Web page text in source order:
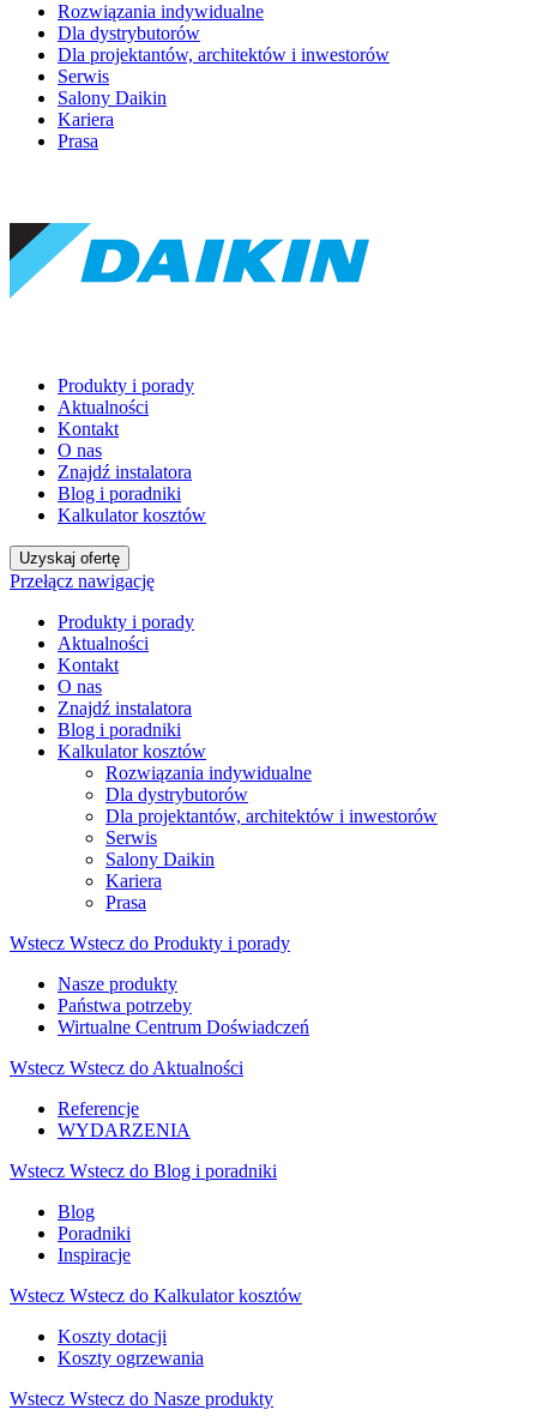
Rozwiązania indywidualne
Dla dystrybutorów
Dla projektantów, architektów i inwestorów
Serwis
Salony Daikin
Kariera
Prasa
Produkty i porady
Aktualności
Kontakt
O nas
Znajdź instalatora
Blog i poradniki
Kalkulator kosztów
Uzyskaj ofertę
Przełącz nawigację
Produkty i porady
Aktualności
Kontakt
O nas
Znajdź instalatora
Blog i poradniki
Kalkulator kosztów
Rozwiązania indywidualne
Dla dystrybutorów
Dla projektantów, architektów i inwestorów
Serwis
Salony Daikin
Kariera
Prasa
Wstecz Wstecz do Produkty i porady
Nasze produkty
Państwa potrzeby
Wirtualne Centrum Doświadczeń
Wstecz Wstecz do Aktualności
Referencje
WYDARZENIA
Wstecz Wstecz do Blog i poradniki
Blog
Poradniki
Inspiracje
Wstecz Wstecz do Kalkulator kosztów
Koszty dotacji
Koszty ogrzewania
Wstecz Wstecz do Nasze produkty